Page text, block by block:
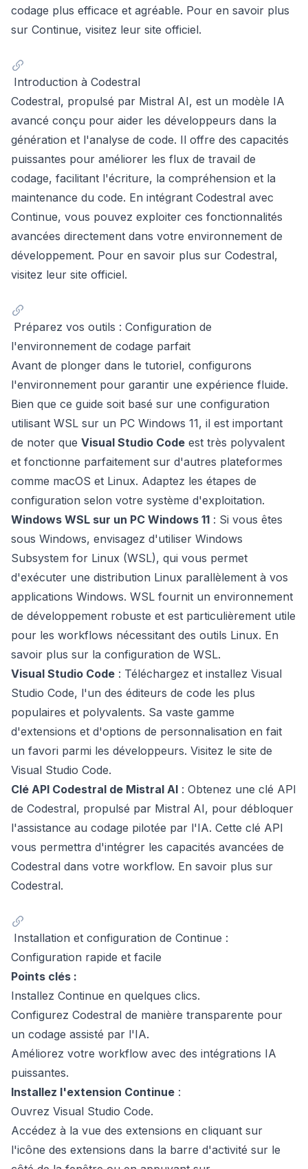
codage plus efficace et agréable. Pour en savoir plus
sur Continue, visitez leur site officiel.
Introduction à Codestral
Codestral, propulsé par Mistral AI, est un modèle IA
avancé conçu pour aider les développeurs dans la
génération et l'analyse de code. Il offre des capacités
puissantes pour améliorer les flux de travail de
codage, facilitant l'écriture, la compréhension et la
maintenance du code. En intégrant Codestral avec
Continue, vous pouvez exploiter ces fonctionnalités
avancées directement dans votre environnement de
développement. Pour en savoir plus sur Codestral,
visitez leur site officiel.
Préparez vos outils : Configuration de
l'environnement de codage parfait
Avant de plonger dans le tutoriel, configurons
l'environnement pour garantir une expérience fluide.
Bien que ce guide soit basé sur une configuration
utilisant WSL sur un PC Windows 11, il est important
de noter que Visual Studio Code est très polyvalent
et fonctionne parfaitement sur d'autres plateformes
comme macOS et Linux. Adaptez les étapes de
configuration selon votre système d'exploitation.
Windows WSL sur un PC Windows 11 : Si vous êtes
sous Windows, envisagez d'utiliser Windows
Subsystem for Linux (WSL), qui vous permet
d'exécuter une distribution Linux parallèlement à vos
applications Windows. WSL fournit un environnement
de développement robuste et est particulièrement utile
pour les workflows nécessitant des outils Linux. En
savoir plus sur la configuration de WSL.
Visual Studio Code : Téléchargez et installez Visual
Studio Code, l'un des éditeurs de code les plus
populaires et polyvalents. Sa vaste gamme
d'extensions et d'options de personnalisation en fait
un favori parmi les développeurs. Visitez le site de
Visual Studio Code.
Clé API Codestral de Mistral AI : Obtenez une clé API
de Codestral, propulsé par Mistral AI, pour débloquer
l'assistance au codage pilotée par l'IA. Cette clé API
vous permettra d'intégrer les capacités avancées de
Codestral dans votre workflow. En savoir plus sur
Codestral.
Installation et configuration de Continue :
Configuration rapide et facile
Points clés :
Installez Continue en quelques clics.
Configurez Codestral de manière transparente pour
un codage assisté par l'IA.
Améliorez votre workflow avec des intégrations IA
puissantes.
Installez l'extension Continue :
Ouvrez Visual Studio Code.
Accédez à la vue des extensions en cliquant sur
l'icône des extensions dans la barre d'activité sur le